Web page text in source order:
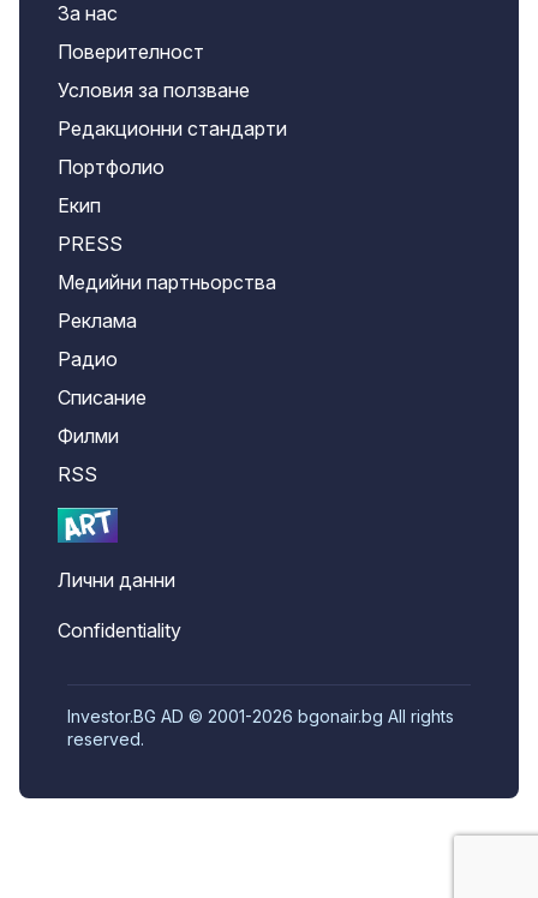
За нас
Поверителност
Условия за ползване
Редакционни стандарти
Портфолио
Екип
PRESS
Медийни партньорства
Реклама
Радио
Списание
Филми
RSS
Лични данни
Confidentiality
Investor.BG AD © 2001-2026 bgonair.bg All rights
reserved.